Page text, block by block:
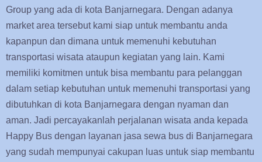
Group yang ada di kota Banjarnegara. Dengan adanya
market area tersebut kami siap untuk membantu anda
kapanpun dan dimana untuk memenuhi kebutuhan
transportasi wisata ataupun kegiatan yang lain. Kami
memiliki komitmen untuk bisa membantu para pelanggan
dalam setiap kebutuhan untuk memenuhi transportasi yang
dibutuhkan di kota Banjarnegara dengan nyaman dan
aman. Jadi percayakanlah perjalanan wisata anda kepada
Happy Bus dengan layanan jasa sewa bus di Banjarnegara
yang sudah mempunyai cakupan luas untuk siap membantu